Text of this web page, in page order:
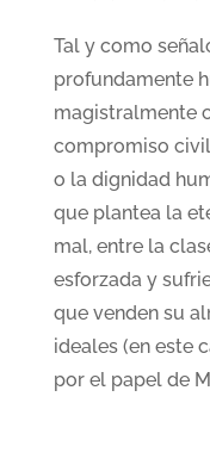
Tal y como
profundamente
magistralmente
compromiso
o la dignidad
que plantea la
mal, entre la
esforzada y
que venden su
ideales (en este
por el papel de